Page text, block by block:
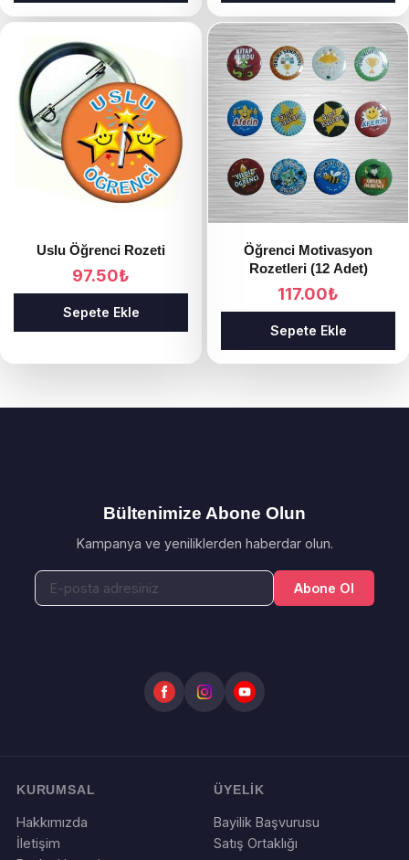
Uslu Öğrenci Rozeti
97.50₺
Sepete Ekle
Öğrenci Motivasyon
Rozetleri (12 Adet)
117.00₺
Sepete Ekle
Bültenimize Abone Olun
Kampanya ve yeniliklerden haberdar olun.
Abone Ol
KURUMSAL
Hakkımızda
İletişim
ÜYELİK
Bayilik Başvurusu
Satış Ortaklığı